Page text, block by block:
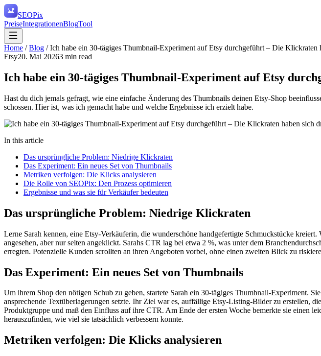
SEOPix
PreiseIntegrationenBlogTool
Home /Blog /Ich habe ein 30-tägiges Thumbnail-Experiment auf Etsy durchgeführt – Die Klickraten
Etsy20. Mai 20263 min read
Ich habe ein 30-tägiges Thumbnail-Experiment auf Etsy
Hast du dich jemals gefragt, wie eine einfache Änderung des Thumbnails deinen Etsy-Shop
schossen. Hier ist, was ich gemacht habe und welche Ergebnisse ich erzielt habe.
In this article
Das ursprüngliche Problem: Niedrige Klickraten
Das Experiment: Ein neues Set von Thumbnails
Metriken verfolgen: Die Klicks analysieren
Die Rolle von SEOPix: Den Prozess optimieren
Ergebnisse und was sie für Verkäufer bedeuten
Das ursprüngliche Problem: Niedrige Klickraten
Lerne Sarah kennen, eine Etsy-Verkäuferin, die wunderschöne handgefertigte Schmuckstücke
angesehen, aber nur selten angeklickt. Sarahs CTR lag bei etwa 2 %, was unter dem
erregten. Potenzielle Kunden scrollten an ihren Angeboten vorbei, ohne einen zweiten Blick zu
Das Experiment: Ein neues Set von Thumbnails
Um ihrem Shop den nötigen Schub zu geben, startete Sarah ein 30-tägiges Thumbnail-Experiment.
ansprechende Textüberlagerungen setzte. Ihr Ziel war es, auffällige Etsy-Listing-Bilder zu erstellen,
Produktgruppe und maß den Einfluss auf ihre CTR. Am Ende der ersten Woche bemerkte sie einen
herauszufinden, wie viel sie tatsächlich verbessern konnte.
Metriken verfolgen: Die Klicks analysieren